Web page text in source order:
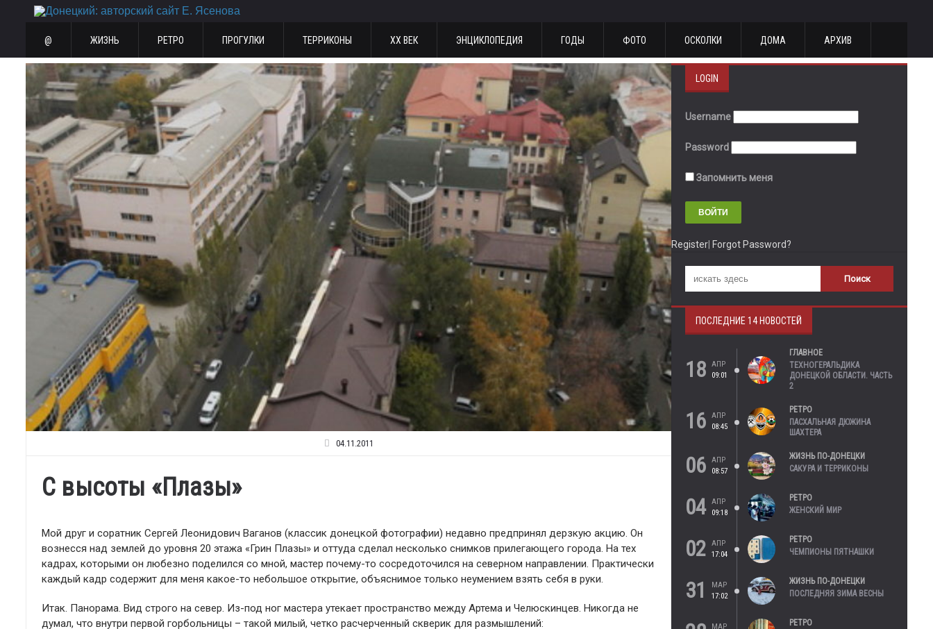
@ ЖИЗНЬ РЕТРО ПРОГУЛКИ ТЕРРИКОНЫ ХХ ВЕК ЭНЦИКЛОПЕДИЯ ГОДЫ ФОТО ОСКОЛКИ ДОМА АРХИВ
04.11.2011
С высоты «Плазы»
Мой друг и соратник Сергей Леонидович Ваганов (классик донецкой фотографии) недавно предпринял дерзкую акцию. Он
вознесся над землей до уровня 20 этажа «Грин Плазы» и оттуда сделал несколько снимков прилегающего города. На тех
кадрах, которыми он любезно поделился со мной, мастер почему-то сосредоточился на северном направлении. Практически
каждый кадр содержит для меня какое-то небольшое открытие, объяснимое только неумением взять себя в руки.
Итак. Панорама. Вид строго на север. Из-под ног мастера утекает пространство между Артема и Челюскинцев. Никогда не
думал, что внутри первой горбольницы – такой милый, четко расчерченный скверик для размышлений:
LOGIN
Username
Password
Запомнить меня
Register Forgot Password?
ПОСЛЕДНИЕ 14 НОВОСТЕЙ
18
АПР
09:01
ГЛАВНОЕ
ТЕХНОГЕРАЛЬДИКА
ДОНЕЦКОЙ ОБЛАСТИ. ЧАСТЬ
2
16
АПР
08:45
РЕТРО
ПАСХАЛЬНАЯ ДЮЖИНА
ШАХТЕРА
06
АПР
08:57
ЖИЗНЬ ПО-ДОНЕЦКИ
САКУРА И ТЕРРИКОНЫ
04
АПР
09:18
РЕТРО
ЖЕНСКИЙ МИР
02
АПР
17:04
РЕТРО
ЧЕМПИОНЫ ПЯТНАШКИ
31
МАР
17:02
ЖИЗНЬ ПО-ДОНЕЦКИ
ПОСЛЕДНЯЯ ЗИМА ВЕСНЫ
МАР
РЕТРО